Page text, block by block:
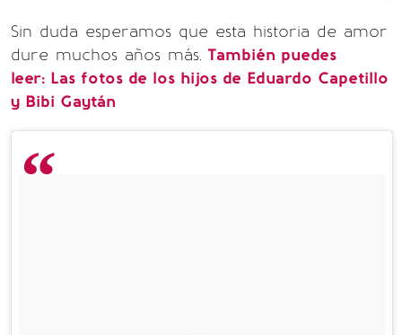
Sin duda esperamos que esta historia de amor
dure muchos años más. También puedes
leer: Las fotos de los hijos de Eduardo Capetillo
y Bibi Gaytán